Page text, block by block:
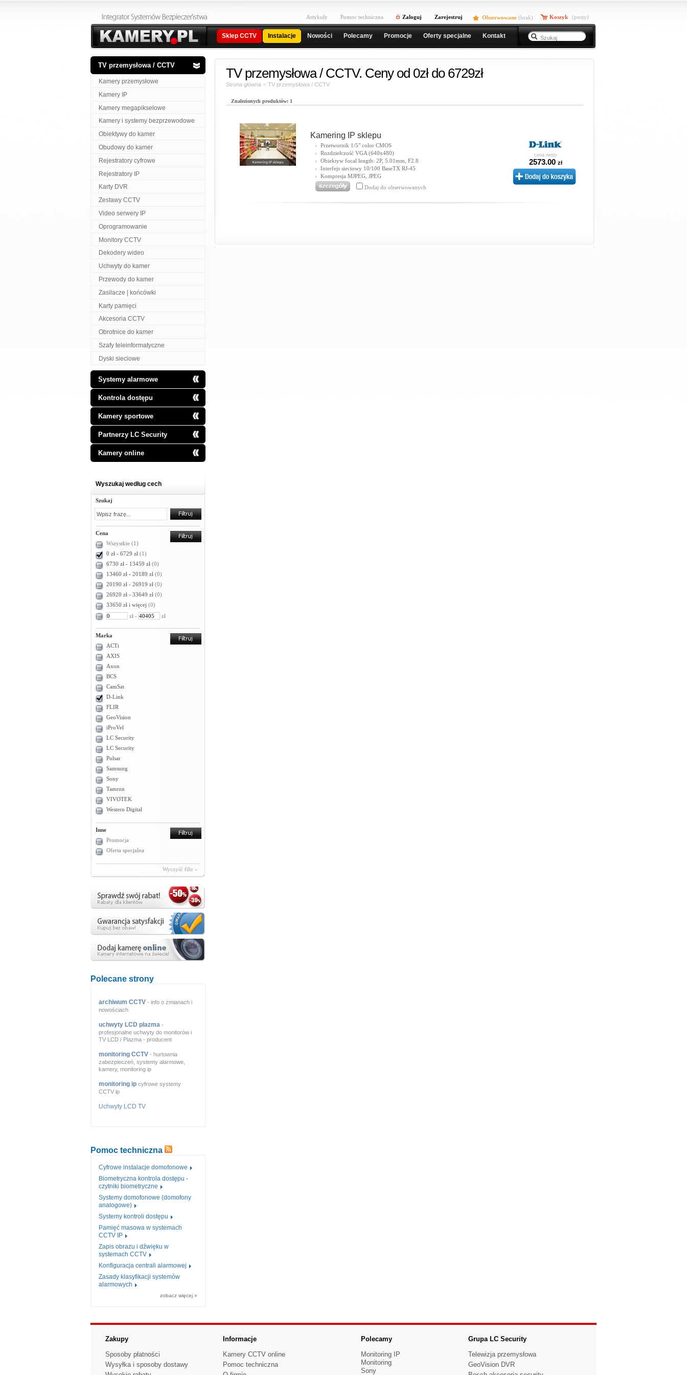
Artykuły Pomoc techniczna Zaloguj Zarejestruj Obserwowane (brak) Koszyk (pusty)
Sklep CCTV Instalacje Nowości Polecamy Promocje Oferty specjalne Kontakt
TV przemysłowa / CCTV
Kamery przemysłowe
Kamery IP
Kamery megapikselowe
Kamery i systemy bezprzewodowe
Obiektywy do kamer
Obudowy do kamer
Rejestratory cyfrowe
Rejestratory IP
Karty DVR
Zestawy CCTV
Video serwery IP
Oprogramowanie
Monitory CCTV
Dekodery wideo
Uchwyty do kamer
Przewody do kamer
Zasilacze | końcówki
Karty pamięci
Akcesoria CCTV
Obrotnice do kamer
Szafy teleinformatyczne
Dyski sieciowe
Systemy alarmowe
Kontrola dostępu
Kamery sportowe
Partnerzy LC Security
Kamery online
Wyszukaj według cech
Szukaj
Cena
Wszystkie (1)
0 zł - 6729 zł (1)
6730 zł - 13459 zł (0)
13460 zł - 20189 zł (0)
20190 zł - 26919 zł (0)
26920 zł - 33649 zł (0)
33650 zł i więcej (0)
zł -
zł
Marka
ACTi
AXIS
Axon
BCS
CamSat
D-Link
FLIR
GeoVision
iProVel
LC Security
LC Security
Pulsar
Samsung
Sony
Tamron
VIVOTEK
Western Digital
Inne
Promocja
Oferta specjalna
Wyczyść filtr »
Polecane strony
archiwum CCTV - info o zmianach i
nowościach
uchwyty LCD plazma -
profesjonalne uchwyty do monitorów i
TV LCD / Plazma - producent
monitoring CCTV - hurtownia
zabezpieczeń, systemy alarmowe,
kamery, monitoring ip
monitoring ip cyfrowe systemy
CCTV ip
Uchwyty LCD TV
Pomoc techniczna
Cyfrowe instalacje domofonowe
Biometryczna kontrola dostępu -
czytniki biometryczne
Systemy domofonowe (domofony
analogowe)
Systemy kontroli dostępu
Pamięć masowa w systemach
CCTV IP
Zapis obrazu i dźwięku w
systemach CCTV
Konfiguracja centrali alarmowej
Zasady klasyfikacji systemów
alarmowych
zobacz więcej »
TV przemysłowa / CCTV. Ceny od 0zł do 6729zł
Strona główna » TV przemysłowa / CCTV
Znalezionych produktów: 1
Kamering IP sklepu
Przetwornik 1/5" color CMOS
Rozdzielczość VGA (640x480)
Obiektyw focal length: 2P, 5.01mm, F2.8
Interfejs sieciowy 10/100 BaseTX RJ-45
Kompresja MJPEG, JPEG
Dodaj do obserwowanych
cena netto
2573.00 zł
Zakupy
Sposoby płatności
Wysyłka i sposoby dostawy
Informacje
Kamery CCTV online
Pomoc techniczna
Polecamy
Monitoring IP
Monitoring
Sony
Grupa LC Security
Telewizja przemysłowa
GeoVision DVR